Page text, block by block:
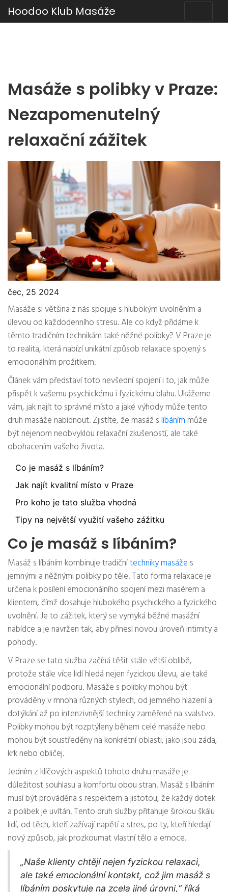
Hoodoo Klub Masáže
Masáže s polibky v Praze:
Nezapomenutelný
relaxační zážitek
čec, 25 2024
Masáže si většina z nás spojuje s hlubokým uvolněním a
úlevou od každodenního stresu. Ale co když přidáme k
těmto tradičním technikám také něžné polibky? V Praze je
to realita, která nabízí unikátní způsob relaxace spojený s
emocionálním prožitkem.
Článek vám představí toto nevšední spojení i to, jak může
přispět k vašemu psychickému i fyzickému blahu. Ukážeme
vám, jak najít to správné místo a jaké výhody může tento
druh masáže nabídnout. Zjistíte, že masáž slíbáním může
být nejenom neobvyklou relaxační zkušeností, ale také
obohacením vašeho života.
Co je masáž s líbáním?
Jak najít kvalitní místo v Praze
Pro koho je tato služba vhodná
Tipy na největší využití vašeho zážitku
Co je masáž s líbáním?
Masáž s líbáním kombinuje tradičnítechniky masáže s
jemnými a něžnými polibky po těle. Tato forma relaxace je
určena k posílení emocionálního spojení mezi masérem a
klientem, čímž dosahuje hlubokého psychického a fyzického
uvolnění. Je to zážitek, který se vymyká běžné masážní
nabídce a je navržen tak, aby přinesl novou úroveň intimity a
pohody.
V Praze se tato služba začíná těšit stále větší oblibě,
protože stále více lidí hledá nejen fyzickou úlevu, ale také
emocionální podporu. Masáže s polibky mohou být
prováděny v mnoha různých stylech, od jemného hlazení a
dotýkání až po intenzivnější techniky zaměřené na svalstvo.
Polibky mohou být rozptýleny během celé masáže nebo
mohou být soustředěny na konkrétní oblasti, jako jsou záda,
krk nebo obličej.
Jedním z klíčových aspektů tohoto druhu masáže je
důležitost souhlasu a komfortu obou stran. Masáž s líbáním
musí být prováděna s respektem a jistotou, že každý dotek
a polibek je uvítán. Tento druh služby přitahuje širokou škálu
lidí, od těch, kteří zažívají napětí a stres, po ty, kteří hledají
nový způsob, jak prozkoumat vlastní tělo a emoce.
„Naše klienty chtějí nejen fyzickou relaxaci,
ale také emocionální kontakt, což jim masáž s
líbáním poskytuje na zcela jiné úrovni,“ říká